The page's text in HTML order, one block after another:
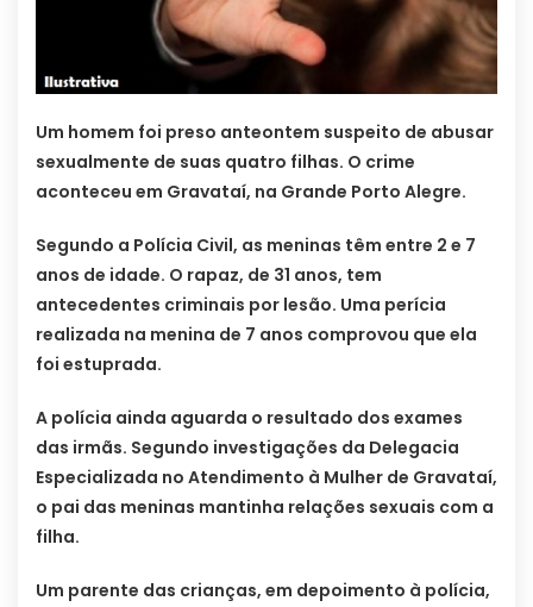
Um homem foi preso anteontem suspeito de abusar
sexualmente de suas quatro filhas. O crime
aconteceu em Gravataí, na Grande Porto Alegre.
Segundo a Polícia Civil, as meninas têm entre 2 e 7
anos de idade. O rapaz, de 31 anos, tem
antecedentes criminais por lesão. Uma perícia
realizada na menina de 7 anos comprovou que ela
foi estuprada.
A polícia ainda aguarda o resultado dos exames
das irmãs. Segundo investigações da Delegacia
Especializada no Atendimento à Mulher de Gravataí,
o pai das meninas mantinha relações sexuais com a
filha.
Um parente das crianças, em depoimento à polícia,